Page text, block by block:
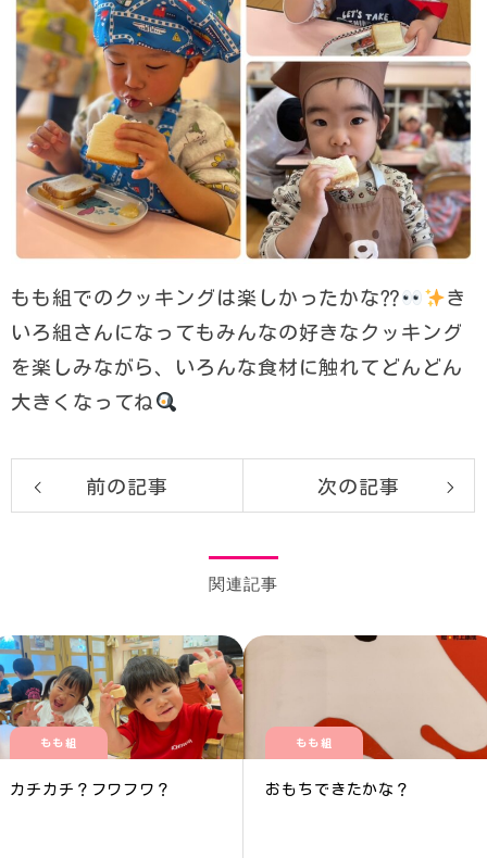
もも組でのクッキングは楽しかったかな⁇
き
いろ組さんになってもみんなの好きなクッキング
を楽しみながら、いろんな食材に触れてどんどん
大きくなってね
前の記事 次の記事
関連記事
もも組
カチカチ？フワフワ？
もも組
おもちできたかな？